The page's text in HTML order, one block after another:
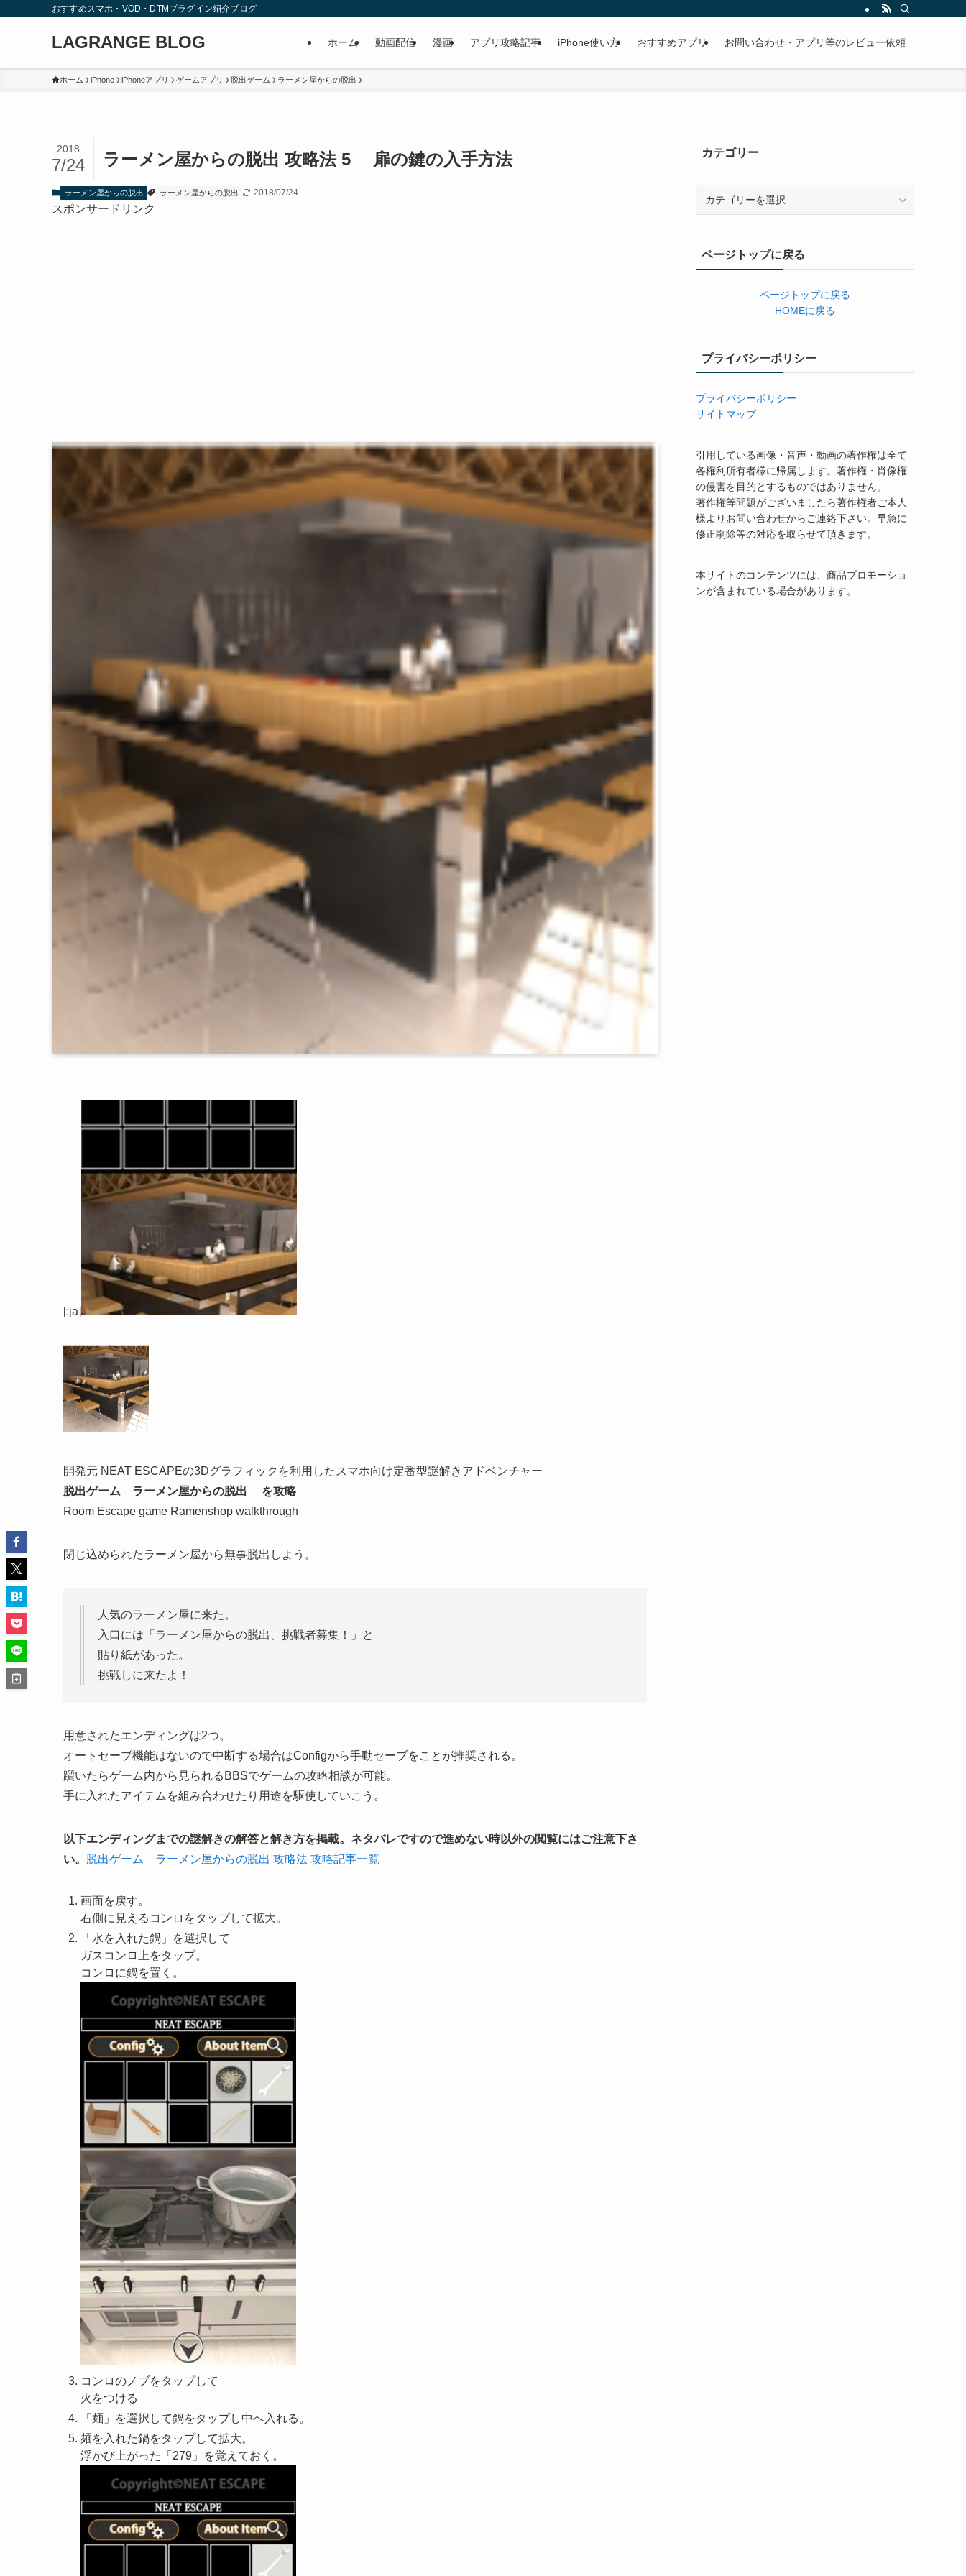
おすすめスマホ・VOD・DTMプラグイン紹介ブログ
LAGRANGE BLOG ホーム 動画配信 漫画 アプリ攻略記事 iPhone使い方 おすすめアプリ お問い合わせ・アプリ等のレビュー依頼
ホーム iPhone iPhoneアプリ ゲームアプリ 脱出ゲーム ラーメン屋からの脱出
ラーメン屋からの脱出 攻略法 5 扉の鍵の入手方法
2018
7/24
ラーメン屋からの脱出 ラーメン屋からの脱出 2018/07/24
スポンサードリンク
[:ja]
開発元 NEAT ESCAPEの3Dグラフィックを利用したスマホ向け定番型謎解きアドベンチャー
脱出ゲーム ラーメン屋からの脱出 を攻略
Room Escape game Ramenshop walkthrough
閉じ込められたラーメン屋から無事脱出しよう。
人気のラーメン屋に来た。
入口には「ラーメン屋からの脱出、挑戦者募集！」と
貼り紙があった。
挑戦しに来たよ！
用意されたエンディングは2つ。
オートセーブ機能はないので中断する場合はConfigから手動セーブをことが推奨される。
躓いたらゲーム内から見られるBBSでゲームの攻略相談が可能。
手に入れたアイテムを組み合わせたり用途を駆使していこう。
以下エンディングまでの謎解きの解答と解き方を掲載。ネタバレですので進めない時以外の閲覧にはご注意下さ
い。
脱出ゲーム ラーメン屋からの脱出 攻略法 攻略記事一覧
画面を戻す。
右側に見えるコンロをタップして拡大。
「水を入れた鍋」を選択して
ガスコンロ上をタップ。
コンロに鍋を置く。
コンロのノブをタップして
火をつける
「麺」を選択して鍋をタップし中へ入れる。
麺を入れた鍋をタップして拡大。
浮かび上がった「279」を覚えておく。
カテゴリー
ーページトップに戻る
ページトップに戻る
HOMEに戻る
プライバシーポリシー
プライバシーポリシー
サイトマップ
引用している画像・音声・動画の著作権は全て
各権利所有者様に帰属します。著作権・肖像権
の侵害を目的とするものではありません。
著作権等問題がございましたら著作権者ご本人
様よりお問い合わせからご連絡下さい。早急に
修正削除等の対応を取らせて頂きます。
本サイトのコンテンツには、商品プロモーショ
ンが含まれている場合があります。